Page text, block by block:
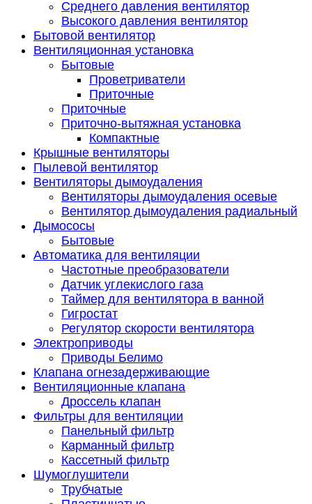
Среднего давления вентилятор
Высокого давления вентилятор
Бытовой вентилятор
Вентиляционная установка
Бытовые
Проветриватели
Приточные
Приточные
Приточно-вытяжная установка
Компактные
Крышные вентиляторы
Пылевой вентилятор
Вентиляторы дымоудаления
Вентиляторы дымоудаления осевые
Вентилятор дымоудаления радиальный
Дымососы
Бытовые
Автоматика для вентиляции
Частотные преобразователи
Датчик углекислого газа
Таймер для вентилятора в ванной
Гигростат
Регулятор скорости вентилятора
Электроприводы
Приводы Белимо
Клапана огнезадерживающие
Вентиляционные клапана
Дроссель клапан
Фильтры для вентиляции
Панельный фильтр
Карманный фильтр
Кассетный фильтр
Шумоглушители
Трубчатые